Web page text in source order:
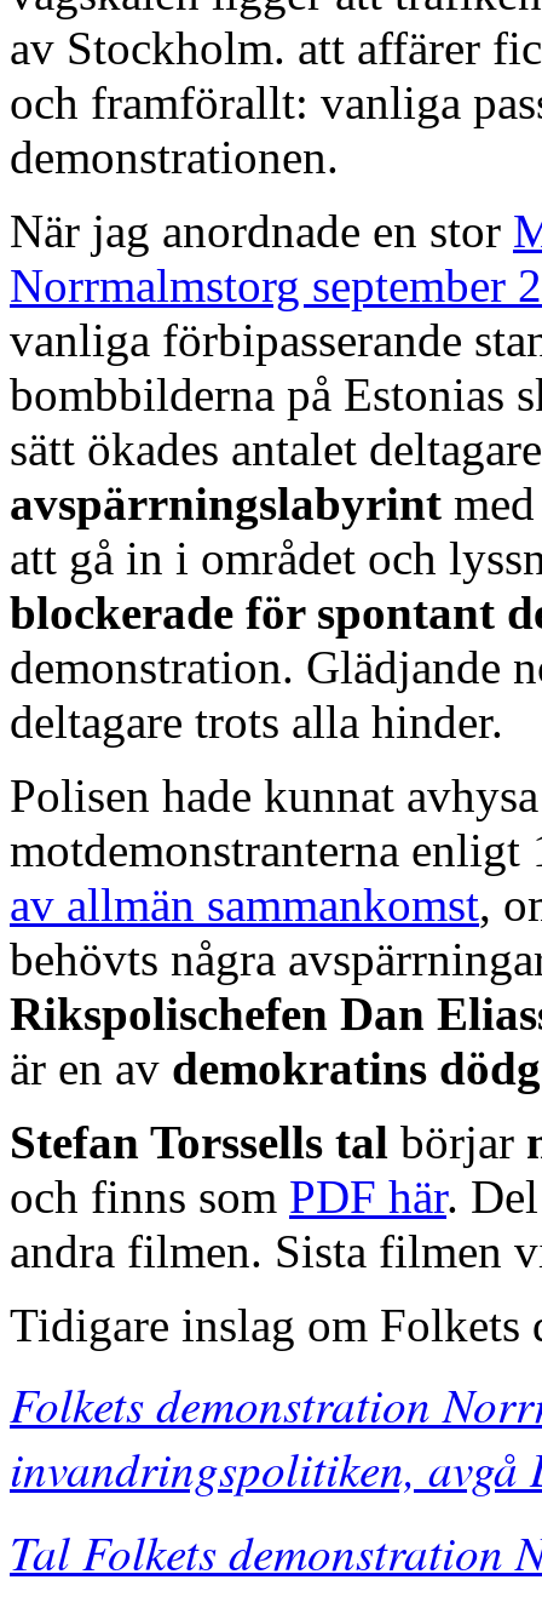
av Stockholm. att affärer
och framförallt: vanliga
demonstrationen.
När jag anordnade en stor
Norrmalmstorg september
vanliga förbipasserande
bombbilderna på Estonias
sätt ökades antalet
avspärrningslabyrint
att gå in i området och
blockerade för spontant
demonstration. Glädjande
deltagare trots alla hinder.
Polisen hade kunnat
motdemonstranterna
av allmän sammankomst,
behövts några
Rikspolischefen Dan
är en av demokratins
Stefan Torssells tal börjar
och finns som PDF här.
andra filmen. Sista filmen
Tidigare inslag om Folkets
Folkets demonstration
invandringspolitiken, avgå
Tal Folkets demonstration